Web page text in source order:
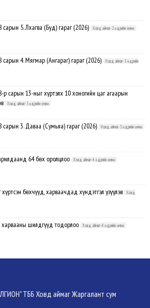
5. Лхагва (Буд) гараг (2026) Ховд аймаг-2 өдрийн өмнө
4. Мягмар (Ангараг) гараг (2026)
Ховд аймаг-3 өдрийн
сарын 13-ныг хүртэлх 10 хоногийн цаг агаарын
Ховд аймаг-3 өдрийн өмнө
сарын 3. Даваа (Сумьяа) гараг (2026) Ховд аймаг-3 өдрийн өмнө
64 бөх оролцлоо Ховд аймаг-4 өдрийн өмнө
бөхчүүд, харваачдад хүндэтгэл үзүүлэв
Ховд
шилдгүүд тодорлоо Ховд аймаг-4 өдрийн өмнө
уяачдад хүндэтгэл үзүүллээ
Ховд аймаг-4 өдрийн
шилдгүүд тодорлоо Ховд аймаг-4 өдрийн өмнө
ТББ Ховд аймаг Жаргалант сум